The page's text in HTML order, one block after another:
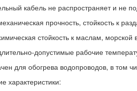
кабель не распространяет и не
прочность, стойкость к
стойкость к маслам,
допустимые рабочие
для обогрева водопроводов, в том
характеристики: